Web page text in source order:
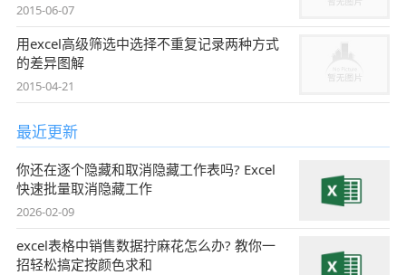
2015-06-07
用excel高级筛选中选择不重复记录两种方式
的差异图解
2015-04-21
最近更新
你还在逐个隐藏和取消隐藏工作表吗? Excel
快速批量取消隐藏工作
2026-02-09
excel表格中销售数据拧麻花怎么办? 教你一
招轻松搞定按颜色求和